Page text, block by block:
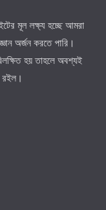
মূল লক্ষ্য হচ্ছে আমরা
অর্জন করতে পারি।
হয় তাহলে অবশ্যই
রইল।